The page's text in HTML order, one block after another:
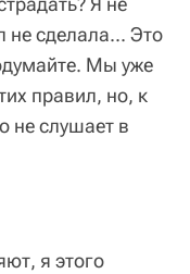
не сделала... Это
Мы уже
правил, но, к
не слушает в
я этого